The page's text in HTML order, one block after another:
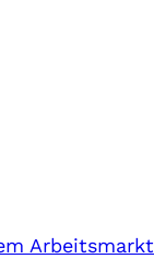
Arbeitsmarkt